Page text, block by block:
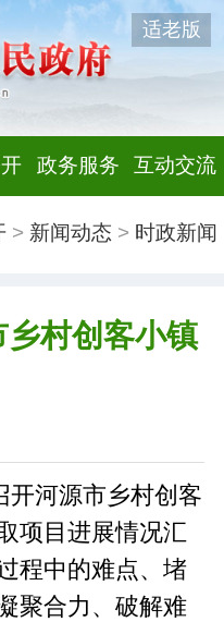
适老版
政务服务 互动交流
> 新闻动态 > 时政新闻
村创客小镇
开河源市乡村创客
项目进展情况汇
程中的难点、堵
聚合力、破解难